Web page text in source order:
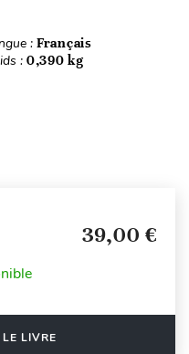
: Français
: 0,390 kg
39,00 €
LIVRE